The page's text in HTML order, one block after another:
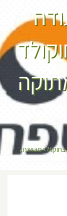
מצויינת,